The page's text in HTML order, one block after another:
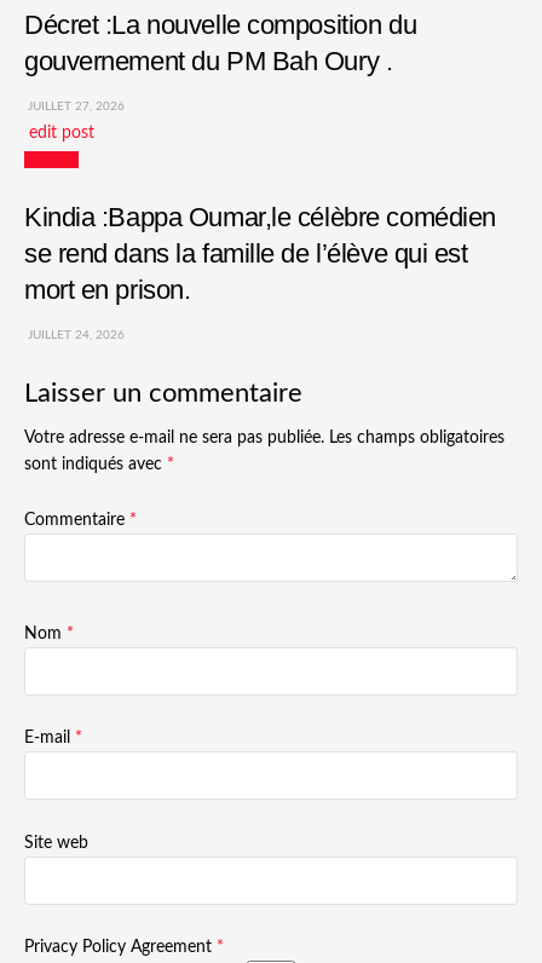
Décret :La nouvelle composition du
gouvernement du PM Bah Oury .
JUILLET 27, 2026
edit post
Kindia :Bappa Oumar,le célèbre comédien
se rend dans la famille de l’élève qui est
mort en prison.
JUILLET 24, 2026
Laisser un commentaire
Votre adresse e-mail ne sera pas publiée. Les champs obligatoires
sont indiqués avec *
Commentaire *
Nom *
E-mail *
Site web
Privacy Policy Agreement *